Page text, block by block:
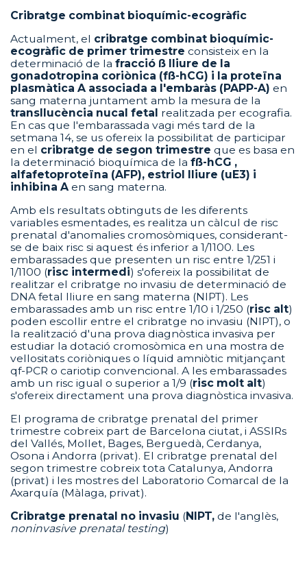
Cribratge combinat bioquímic-ecogràfic
Actualment, el cribratge combinat bioquímic-
ecogràfic de primer trimestre consisteix en la
determinació de la fracció ß lliure de la
gonadotropina coriònica (fß-hCG) i la proteïna
plasmàtica A associada a l'embaràs (PAPP-A) en
sang materna juntament amb la mesura de la
transllucència nucal fetal realitzada per ecografia.
En cas que l'embarassada vagi més tard de la
setmana 14, se us ofereix la possibilitat de participar
en el cribratge de segon trimestre que es basa en
la determinació bioquímica de la fß-hCG ,
alfafetoproteïna (AFP), estriol lliure (uE3) i
inhibina A en sang materna.
Amb els resultats obtinguts de les diferents
variables esmentades, es realitza un càlcul de risc
prenatal d'anomalies cromosòmiques, considerant-
se de baix risc si aquest és inferior a 1/1100. Les
embarassades que presenten un risc entre 1/251 i
1/1100 (risc intermedi) s'ofereix la possibilitat de
realitzar el cribratge no invasiu de determinació de
DNA fetal lliure en sang materna (NIPT). Les
embarassades amb un risc entre 1/10 i 1/250 (risc alt)
poden escollir entre el cribratge no invasiu (NIPT), o
la realització d'una prova diagnòstica invasiva per
estudiar la dotació cromosòmica en una mostra de
vellositats coriòniques o líquid amniòtic mitjançant
qf-PCR o cariotip convencional. A les embarassades
amb un risc igual o superior a 1/9 (risc molt alt)
s'ofereix directament una prova diagnòstica invasiva.
El programa de cribratge prenatal del primer
trimestre cobreix part de Barcelona ciutat, i ASSIRs
del Vallés, Mollet, Bages, Berguedà, Cerdanya,
Osona i Andorra (privat). El cribratge prenatal del
segon trimestre cobreix tota Catalunya, Andorra
(privat) i les mostres del Laboratorio Comarcal de la
Axarquía (Màlaga, privat).
Cribratge prenatal no invasiu (NIPT, de l'anglès,
noninvasive prenatal testing)